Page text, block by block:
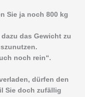
Sie ja noch 800 kg
das Gewicht zu
noch rein“.
dürfen den
Sie doch zufällig